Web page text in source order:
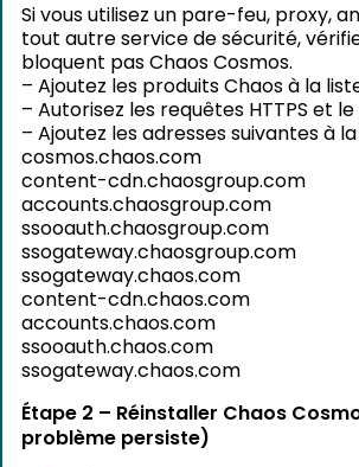
Si vous utilisez un pare-feu, proxy,
tout autre service de sécurité,
bloquent pas Chaos Cosmos.
– Ajoutez les produits Chaos à la
– Autorisez les requêtes HTTPS et
– Ajoutez les adresses suivantes à
cosmos.chaos.com
content-cdn.chaosgroup.com
accounts.chaosgroup.com
ssooauth.chaosgroup.com
ssogateway.chaosgroup.com
ssogateway.chaos.com
content-cdn.chaos.com
accounts.chaos.com
ssooauth.chaos.com
ssogateway.chaos.com
Étape 2 – Réinstaller Chaos
problème persiste)